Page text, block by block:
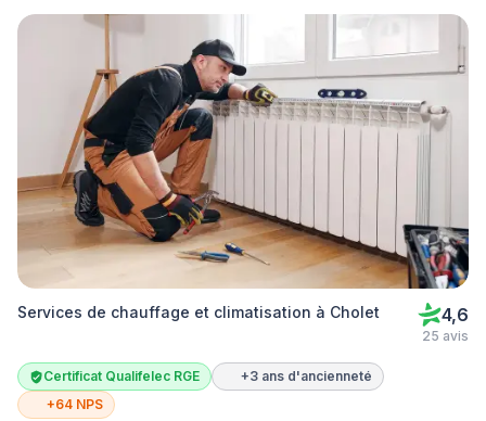
Services de chauffage et climatisation à Cholet 4,6
25 avis
Certificat Qualifelec RGE
+3 ans d'ancienneté
+64 NPS